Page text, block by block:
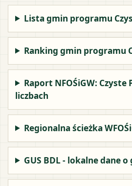
Lista gmin programu
Ranking gmin programu
Raport NFOŚiGW: Czyste
liczbach
Regionalna ścieżka
GUS BDL - lokalne dane